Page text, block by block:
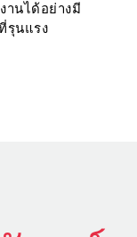
านได้อย่างมี
รุนแรง